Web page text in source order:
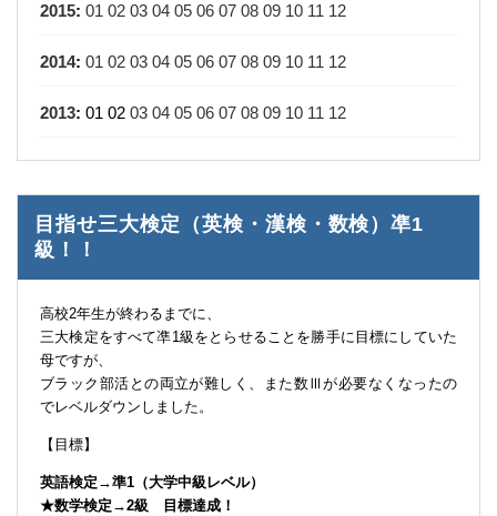
2015: 01 02 03 04 05 06 07 08 09 10 11 12
2014: 01 02 03 04 05 06 07 08 09 10 11 12
2013: 01 02 03 04 05 06 07 08 09 10 11 12
目指せ三大検定（英検・漢検・数検）凖1
級！！
高校2年生が終わるまでに、
三大検定をすべて凖1級をとらせることを勝手に目標にしていた
母ですが、
ブラック部活との両立が難しく、また数Ⅲが必要なくなったの
でレベルダウンしました。
【目標】
英語検定→準1（大学中級レベル）
★数学検定→2級 目標達成！